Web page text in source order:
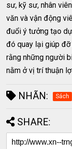
sư, kỹ sư, nhân
văn và vận động
đuổi ý tưởng tạo
đó quay lại giúp
rằng những người
nằm ở vị trí thuận
NHÃN: Sách
SHARE: